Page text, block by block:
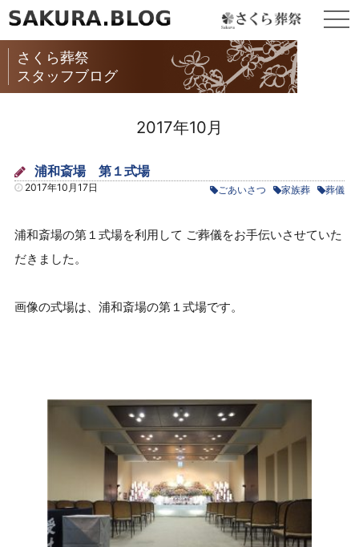
さくら葬祭
スタッフブログ
2017年10月
浦和斎場 第１式場
2017年10月17日 ごあいさつ 家族葬 葬儀
浦和斎場の第１式場を利用して ご葬儀をお手伝いさせていた
だきました。
画像の式場は、浦和斎場の第１式場です。